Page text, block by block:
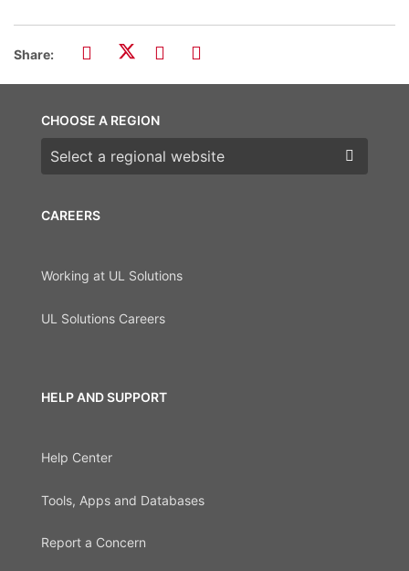
Share:
CAREERS
Working at UL Solutions
UL Solutions Careers
HELP AND SUPPORT
Help Center
Tools, Apps and Databases
Report a Concern
CHOOSE A REGION
Choose a region